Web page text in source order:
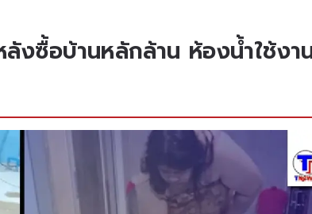
ลังซื้อบ้านหลักล้าน ห้องน้ำใช้งา